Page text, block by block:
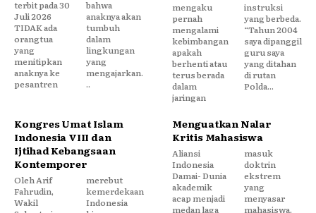
terbit pada 30
Juli 2026
TIDAK ada
orangtua
yang
menitipkan
anaknya ke
pesantren
bahwa
anaknya akan
tumbuh
dalam
lingkungan
yang
mengajarkan.
..
mengaku
pernah
mengalami
kebimbangan
apakah
berhenti atau
terus berada
dalam
jaringan
instruksi
yang berbeda.
“Tahun 2004
saya dipanggil
guru saya
yang ditahan
di rutan
Polda...
Kongres Umat Islam
Indonesia VIII dan
Ijtihad Kebangsaan
Kontemporer
Oleh Arif
Fahrudin,
Wakil
merebut
kemerdekaan
Indonesia
Menguatkan Nalar
Kritis Mahasiswa
Aliansi
Indonesia
Damai- Dunia
akademik
acap menjadi
medan laga
masuk
doktrin
ekstrem
yang
menyasar
mahasiswa.